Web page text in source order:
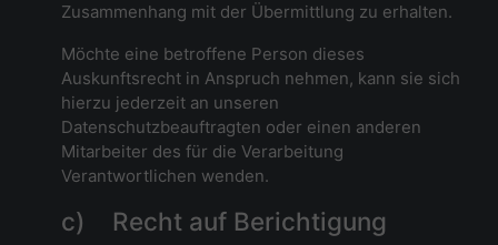
Zusammenhang mit der Übermittlung zu erhalten.
Möchte eine betroffene Person dieses
Auskunftsrecht in Anspruch nehmen, kann sie sich
hierzu jederzeit an unseren
Datenschutzbeauftragten oder einen anderen
Mitarbeiter des für die Verarbeitung
Verantwortlichen wenden.
c) Recht auf Berichtigung